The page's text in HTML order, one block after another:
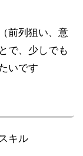
前列狙い、意
で、少しでも
いです
キル